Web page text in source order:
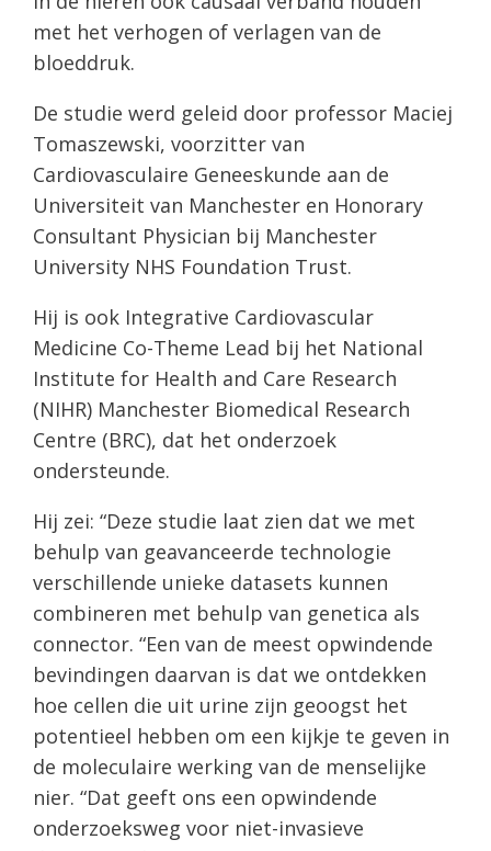
met het verhogen of verlagen van de
bloeddruk.
De studie werd geleid door professor Maciej
Tomaszewski, voorzitter van
Cardiovasculaire Geneeskunde aan de
Universiteit van Manchester en Honorary
Consultant Physician bij Manchester
University NHS Foundation Trust.
Hij is ook Integrative Cardiovascular
Medicine Co-Theme Lead bij het National
Institute for Health and Care Research
(NIHR) Manchester Biomedical Research
Centre (BRC), dat het onderzoek
ondersteunde.
Hij zei: “Deze studie laat zien dat we met
behulp van geavanceerde technologie
verschillende unieke datasets kunnen
combineren met behulp van genetica als
connector. “Een van de meest opwindende
bevindingen daarvan is dat we ontdekken
hoe cellen die uit urine zijn geoogst het
potentieel hebben om een kijkje te geven in
de moleculaire werking van de menselijke
nier. “Dat geeft ons een opwindende
onderzoeksweg voor niet-invasieve